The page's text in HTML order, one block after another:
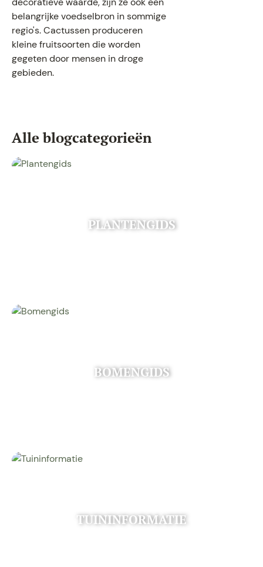
belangrijke voedselbron in sommige
regio's. Cactussen produceren
kleine fruitsoorten die worden
gegeten door mensen in droge
gebieden.
Alle blogcategorieën
PLANTENGIDS
BOMENGIDS
TUININFORMATIE